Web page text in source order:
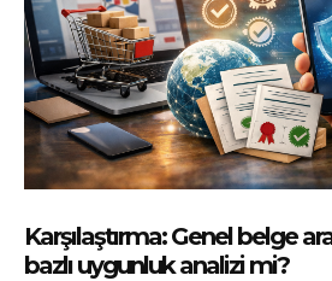
Karşılaştırma: Genel belge
bazlı uygunluk analizi mi?